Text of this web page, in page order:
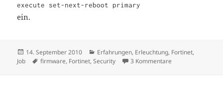
execute set-next-reboot primary
ein.
Veröffentlicht
am
14. September 2010 Kategorien
Erfahrungen, Erleuchtung, Fortinet,
Job
Schlagwörter
firmware, Fortinet,Security 3 Kommentare